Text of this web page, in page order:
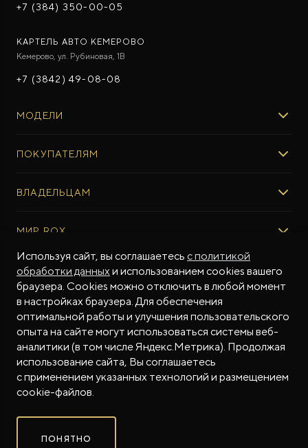
+7 (384) 350-00-05
КАРТЕЛЬ АВТО КЕМЕРОВО
Кемерово, ул. Рубиновая, 1В
+7 (3842) 49-08-08
МОДЕЛИ
ROX ADAMAS
ПОКУПАТЕЛЯМ
Авто в наличии
Тест-драйв
Специальные предложения
ФИНАНСЫ И УСЛУГИ
Финансовые программы
Рассчитать кредит
Трейд-ин
Калькулятор трейд-ин
Страхование
ВЛАДЕЛЬЦАМ
Регламент ТО
Программное обеспечение
ПОДДЕРЖКА
Гарантия производителя
Контракт гарантийной поддержки
Помощь на дорогах
Руководства по эксплуатации
Магазин приложений ROX
МИР ROX
О БРЕНДЕ
Бренд ROX
Дизайн Pininfarina
СМИ о нас
Истории владельцев
Часто задаваемые вопросы
СОТРУДНИЧЕСТВО
МЫ В СОЦСЕТЯХ
© 2026
Сделано в ПЕРКС
Используя сайт, вы соглашаетесь с политикой
обработки данныхи использованием cookies вашего
браузера. Cookies можно отключить в любой момент
в настройках браузера. Для обеспечения
оптимальной работы и улучшения пользовательского
опыта на сайте могут использоваться системы веб-
аналитики (в том числе Яндекс.Метрика). Продолжая
использование сайта, Вы соглашаетесь
с применением указанных технологий и размещением
cookie-файлов.
ПОНЯТНО